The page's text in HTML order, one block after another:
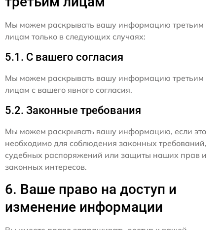
Мы можем раскрывать вашу информацию третьим
лицам только в следующих случаях:
5.1. С вашего согласия
Мы можем раскрывать вашу информацию третьим
лицам с вашего явного согласия.
5.2. Законные требования
Мы можем раскрывать вашу информацию, если это
необходимо для соблюдения законных требований,
судебных распоряжений или защиты наших прав и
законных интересов.
6. Ваше право на доступ и
изменение информации